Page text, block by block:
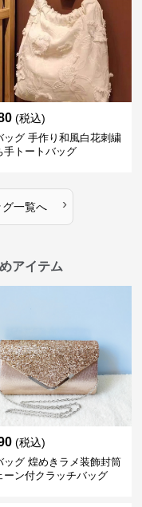
(税込)
ッグ 手作り和風白花刺繍
手トートバッグ
グ一覧へ ›
アイテム
(税込)
ッグ 煌めきラメ装飾封筒
ーン付クラッチバッグ